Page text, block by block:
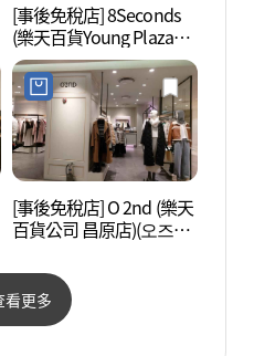
[事後免稅店] 8Seconds
(樂天百貨Young Plaza昌
原店)(에잇세컨즈 롯데백
화점영플라자 창원점)
[事後免稅店] O 2nd (樂天
百貨公司 昌原店)(오즈세
看更多